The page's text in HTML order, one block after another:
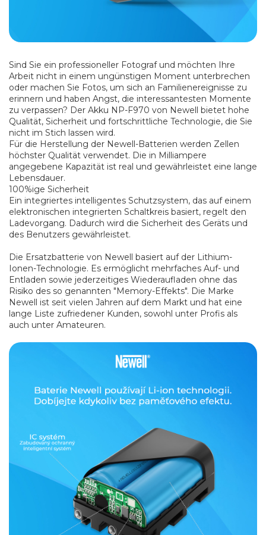
Sind Sie ein professioneller Fotograf und möchten Ihre
Arbeit nicht in einem ungünstigen Moment unterbrechen
oder machen Sie Fotos, um sich an Familienereignisse zu
erinnern und haben Angst, die interessantesten Momente
zu verpassen? Der Akku NP-F970 von Newell bietet hohe
Qualität, Sicherheit und fortschrittliche Technologie, die Sie
nicht im Stich lassen wird.
Für die Herstellung der Newell-Batterien werden Zellen
höchster Qualität verwendet. Die in Milliampere
angegebene Kapazität ist real und gewährleistet eine lange
Lebensdauer.
100%ige Sicherheit
Ein integriertes intelligentes Schutzsystem, das auf einem
elektronischen integrierten Schaltkreis basiert, regelt den
Ladevorgang. Dadurch wird die Sicherheit des Geräts und
des Benutzers gewährleistet.
Die Ersatzbatterie von Newell basiert auf der Lithium-
Ionen-Technologie. Es ermöglicht mehrfaches Auf- und
Entladen sowie jederzeitiges Wiederaufladen ohne das
Risiko des so genannten "Memory-Effekts". Die Marke
Newell ist seit vielen Jahren auf dem Markt und hat eine
lange Liste zufriedener Kunden, sowohl unter Profis als
auch unter Amateuren.